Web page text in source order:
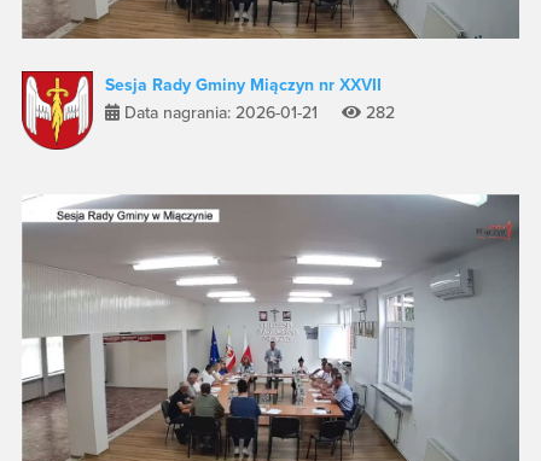
Sesja Rady Gminy Miączyn nr XXVII
Data nagrania: 2026-01-21
282